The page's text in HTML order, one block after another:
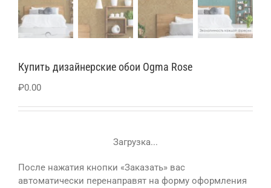
Купить дизайнерские обои Ogma Rose
₽0.00
Загрузка...
После нажатия кнопки «Заказать» вас
автоматически перенаправят на форму оформления